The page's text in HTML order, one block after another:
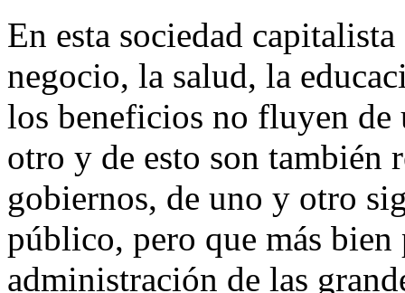
En esta sociedad
negocio, la salud, la
los beneficios no fluyen de
otro y de esto son también
gobiernos, de uno y otro
público, pero que más bien
administración de las